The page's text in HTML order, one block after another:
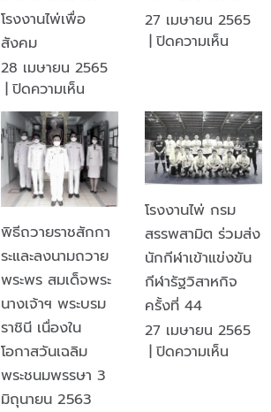
พิธี
ตักบาตร
ราช
กุศล
และ
พิธี
วาง
พาน
พุ่ม
โรงงานไพ่เพื่อ
สังคม
28 เมษายน 2565
| ปิดความเห็น
โครงการ
สติ๊กเกอร์
แทน
ความ
ห่วงใย
ไพ่
เพื่อ
สังคม
27 เมษายน 2565
| ปิดความเห็น
ถวาย
พระพร
ชัยมงคล
พิธีถวายราชสักกา
ระและลงนามถวาย
พระพร สมเด็จพระ
นางเจ้าฯ พระบรม
ราชินี เนื่องใน
โอกาสวันเฉลิม
พระชนมพรรษา 3
มิถุนายน 2563
โรงงานไพ่ กรม
สรรพสามิต ร่วมส่ง
นักกีฬาเข้าแข่งขัน
กีฬารัฐวิสาหกิจ
ครั้งที่ 44
27 เมษายน 2565
| ปิดความเห็น